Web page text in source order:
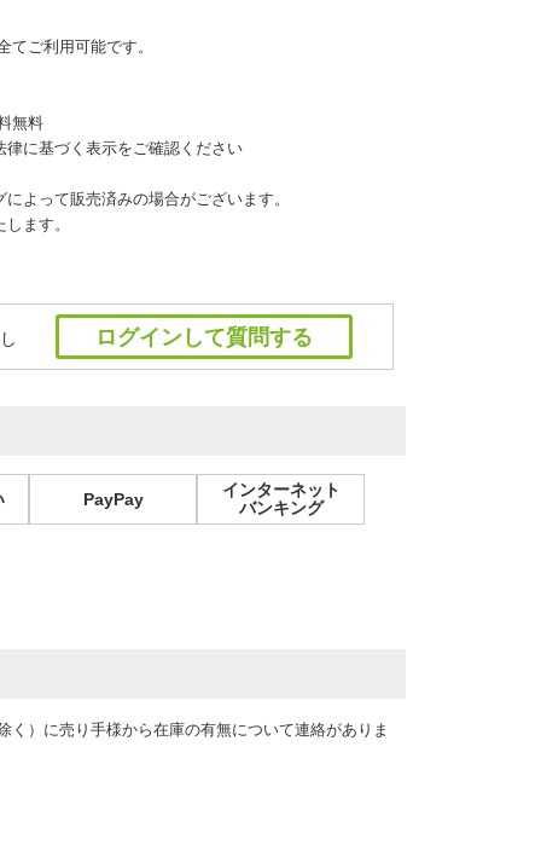
てご利用可能です。
無料
律に基づく表示をご確認ください
よって販売済みの場合がございます。
ます。
ログインして質問する
PayPay
インターネット
バンキング
く）に売り手様から在庫の有無について連絡がありま